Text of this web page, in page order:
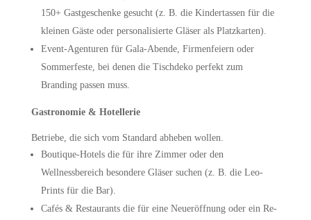
150+ Gastgeschenke gesucht (z. B. die Kindertassen für die
kleinen Gäste oder personalisierte Gläser als Platzkarten).
Event-Agenturen für Gala-Abende, Firmenfeiern oder
Sommerfeste, bei denen die Tischdeko perfekt zum
Branding passen muss.
Gastronomie & Hotellerie
Betriebe, die sich vom Standard abheben wollen.
Boutique-Hotels die für ihre Zimmer oder den
Wellnessbereich besondere Gläser suchen (z. B. die Leo-
Prints für die Bar).
Cafés & Restaurants die für eine Neueröffnung oder ein Re-